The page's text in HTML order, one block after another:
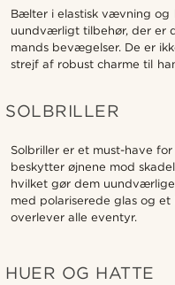
Bælter i elastisk vævning
uundværligt tilbehør, der er
mands bevægelser. De er
strejf af robust charme til
SOLBRILLER
Solbriller er et must-have
beskytter øjnene mod
hvilket gør dem
med polariserede glas og
overlever alle eventyr.
HUER OG HATTE